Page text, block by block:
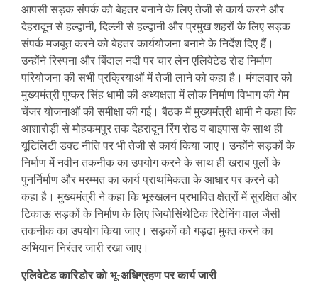
आपसी सड़क संपर्क को बेहतर बनाने के लिए तेजी से कार्य करने और
देहरादून से हल्द्वानी, दिल्ली से हल्द्वानी और प्रमुख शहरों के लिए सड़क
संपर्क मजबूत करने को बेहतर कार्ययोजना बनाने के निर्देश दिए हैं।
उन्होंने रिस्पना और बिंदाल नदी पर चार लेन एलिवेटेड रोड निर्माण
परियोजना की सभी प्रक्रियाओं में तेजी लाने को कहा है। मंगलवार को
मुख्यमंत्री पुष्कर सिंह धामी की अध्यक्षता में लोक निर्माण विभाग की गेम
चेंजर योजनाओं की समीक्षा की गई। बैठक में मुख्यमंत्री धामी ने कहा कि
आशारोड़ी से मोहकमपुर तक देहरादून रिंग रोड व बाइपास के साथ ही
यूटिलिटी डक्ट नीति पर भी तेजी से कार्य किया जाए। उन्होंने सड़कों के
निर्माण में नवीन तकनीक का उपयोग करने के साथ ही खराब पुलों के
पुनर्निर्माण और मरम्मत का कार्य प्राथमिकता के आधार पर करने को
कहा है। मुख्यमंत्री ने कहा कि भूस्खलन प्रभावित क्षेत्रों में सुरक्षित और
टिकाऊ सड़कों के निर्माण के लिए जियोसिंथेटिक रिटेनिंग वाल जैसी
तकनीक का उपयोग किया जाए। सड़कों को गड्ढा मुक्त करने का
अभियान निरंतर जारी रखा जाए।
एलिवेटेड कारिडोर काे भू-अधिग्रहण पर कार्य जारी